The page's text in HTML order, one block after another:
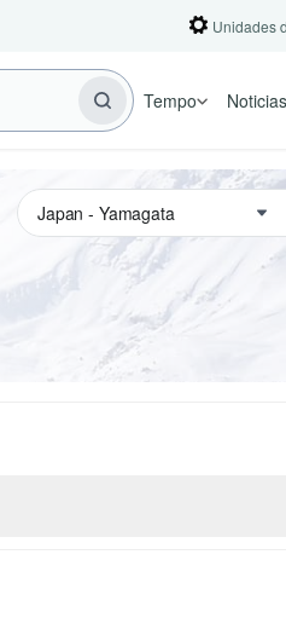
Unidades
Tempo Noticias